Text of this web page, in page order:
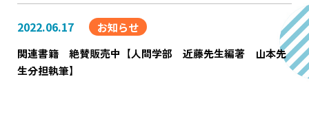
2022.06.17
お知らせ
関連書籍 絶賛販売中【人間学部 近藤先生編著 山本先
生分担執筆】